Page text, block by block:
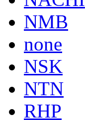
NMB
none
NSK
NTN
RHP